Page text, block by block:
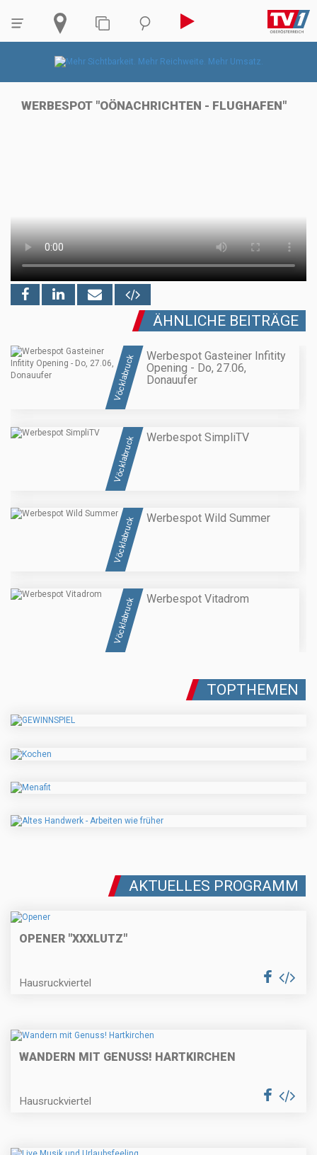
WERBESPOT "OÖNACHRICHTEN - FLUGHAFEN"
ÄHNLICHE BEITRÄGE
Vöcklabruck
Werbespot Gasteiner Infitity
Opening - Do, 27.06,
Donauufer
Vöcklabruck Werbespot SimpliTV
Vöcklabruck Werbespot Wild Summer
Vöcklabruck Werbespot Vitadrom
TOPTHEMEN
AKTUELLES PROGRAMM
OPENER "XXXLUTZ"
Hausruckviertel
WANDERN MIT GENUSS! HARTKIRCHEN
Hausruckviertel